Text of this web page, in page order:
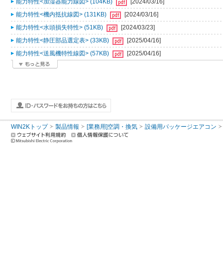
能力特性<加湿器能力線図> (104KB)
[2024/03/16]
能力特性<機内抵抗線図> (131KB)
[2024/03/16]
能力特性<水頭損失特性> (51KB)
[2024/03/23]
能力特性<静圧部品選定表> (33KB)
[2025/04/16]
能力特性<送風機特性線図> (57KB)
[2025/04/16]
WIN2Kトップ 製品情報 [業務用]空調・換気 設備用パッケージエアコン